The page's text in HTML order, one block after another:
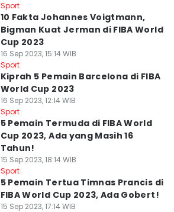
Sport
10 Fakta Johannes Voigtmann,
Bigman Kuat Jerman di FIBA World
Cup 2023
16 Sep 2023, 15:14 WIB
Sport
Kiprah 5 Pemain Barcelona di FIBA
World Cup 2023
16 Sep 2023, 12:14 WIB
Sport
5 Pemain Termuda di FIBA World
Cup 2023, Ada yang Masih 16
Tahun!
15 Sep 2023, 18:14 WIB
Sport
5 Pemain Tertua Timnas Prancis di
FIBA World Cup 2023, Ada Gobert!
15 Sep 2023, 17:14 WIB